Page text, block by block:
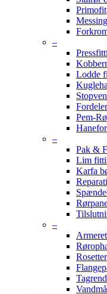
Primofit
–
Lodde
Pem-
–
Pak &
Lim
Karfa
–
Rosetter